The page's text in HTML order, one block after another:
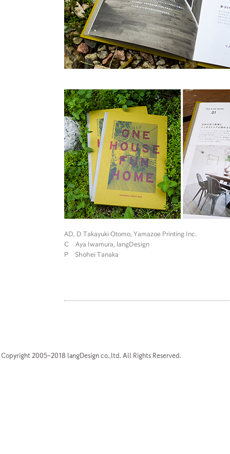
AD, D Takayuki Otomo, Yamazoe Printing Inc.
C Aya Iwamura, langDesign
P Shohei Tanaka
Copyright 2005–2018 langDesign co.,ltd. All Rights Reserved.